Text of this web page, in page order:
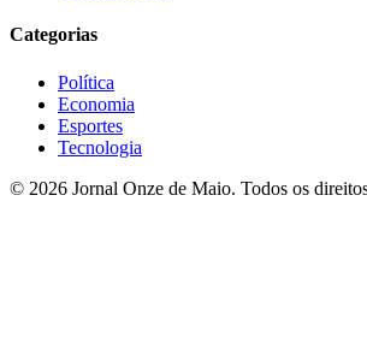
Categorias
Política
Economia
Esportes
Tecnologia
© 2026 Jornal Onze de Maio. Todos os